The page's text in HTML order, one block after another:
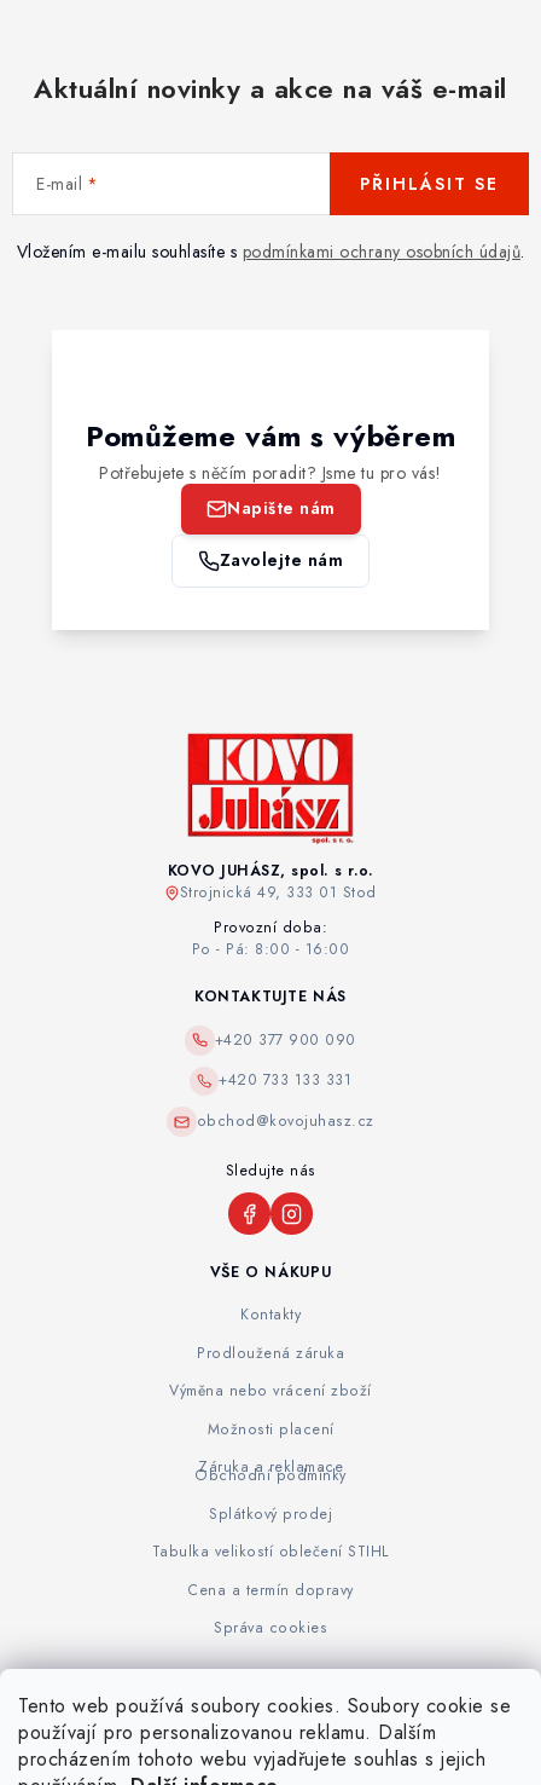
Tento web používá soubory cookies. Soubory cookie se
používají pro personalizovanou reklamu. Dalším
procházením tohoto webu vyjadřujete souhlas s jejich
Aktuální novinky a akce na váš e-mail
E-mail
Vložením e-mailu souhlasíte s podmínkami ochrany osobních údajů.
PŘIHLÁSIT SE
Pomůžeme vám s výběrem
Potřebujete s něčím poradit? Jsme tu pro vás!
Napište nám
Zavolejte nám
KOVO JUHÁSZ, spol. s r.o.
Strojnická 49, 333 01 Stod
Provozní doba:
Po - Pá: 8:00 - 16:00
VŠE O NÁKUPU
Kontakty
Prodloužená záruka
Výměna nebo vrácení zboží
Možnosti placení
Záruka a reklamace
Obchodní podmínky
Splátkový prodej
Tabulka velikostí oblečení STIHL
Cena a termín dopravy
Správa cookies
KONTAKTUJTE NÁS
+420 377 900 090
+420 733 133 331
obchod@kovojuhasz.cz
Sledujte nás
www.KOVOJUHASZ.cz Výrobce STIHL STIHL Timbersport